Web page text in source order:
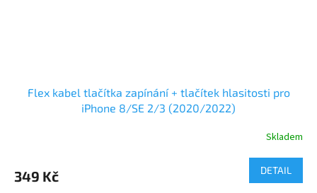
Flex kabel tlačítka zapínání + tlačítek hlasitosti pro
iPhone 8/SE 2/3 (2020/2022)
Skladem
349 Kč DETAIL